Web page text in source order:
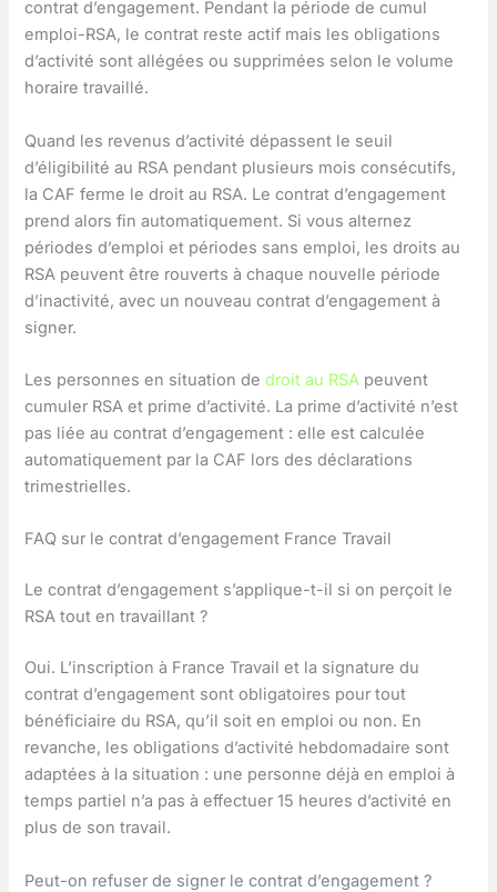
contrat d’engagement. Pendant la période de cumul
emploi-RSA, le contrat reste actif mais les obligations
d’activité sont allégées ou supprimées selon le volume
horaire travaillé.
Quand les revenus d’activité dépassent le seuil
d’éligibilité au RSA pendant plusieurs mois consécutifs,
la CAF ferme le droit au RSA. Le contrat d’engagement
prend alors fin automatiquement. Si vous alternez
périodes d’emploi et périodes sans emploi, les droits au
RSA peuvent être rouverts à chaque nouvelle période
d’inactivité, avec un nouveau contrat d’engagement à
signer.
Les personnes en situation dedroit au RSA peuvent
cumuler RSA et prime d’activité. La prime d’activité n’est
pas liée au contrat d’engagement : elle est calculée
automatiquement par la CAF lors des déclarations
trimestrielles.
FAQ sur le contrat d’engagement France Travail
Le contrat d’engagement s’applique-t-il si on perçoit le
RSA tout en travaillant ?
Oui. L’inscription à France Travail et la signature du
contrat d’engagement sont obligatoires pour tout
bénéficiaire du RSA, qu’il soit en emploi ou non. En
revanche, les obligations d’activité hebdomadaire sont
adaptées à la situation : une personne déjà en emploi à
temps partiel n’a pas à effectuer 15 heures d’activité en
plus de son travail.
Peut-on refuser de signer le contrat d’engagement ?